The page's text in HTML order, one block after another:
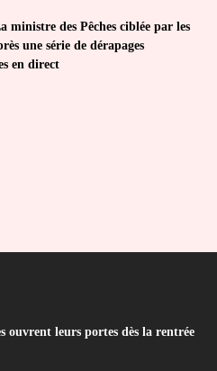
ministre des Pêches ciblée par les
une série de dérapages
en direct
ouvrent leurs portes dès la rentrée